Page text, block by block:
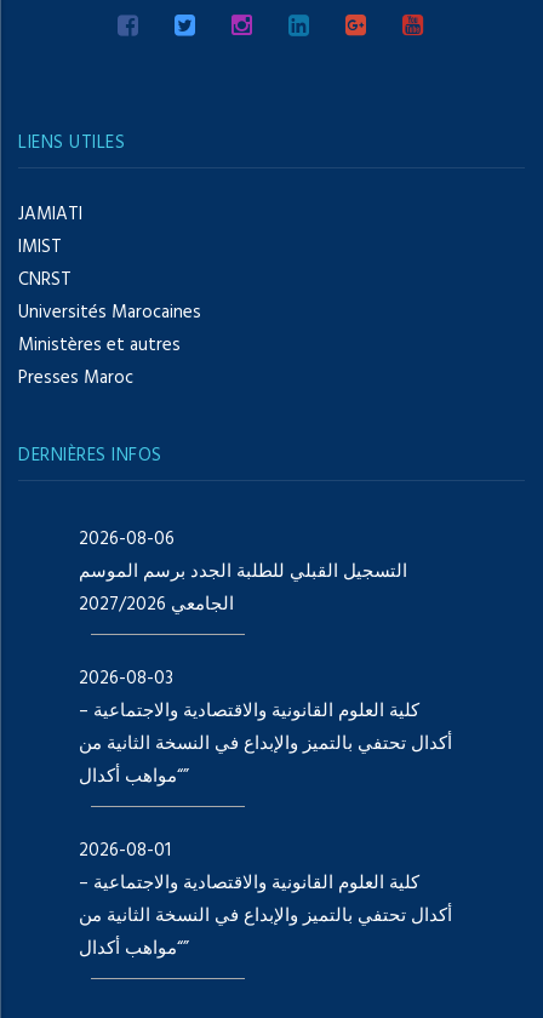
LIENS UTILES
JAMIATI
IMIST
CNRST
Universités Marocaines
Ministères et autres
Presses Maroc
DERNIÈRES INFOS
2026-08-06
التسجيل القبلي للطلبة الجدد برسم الموسم
الجامعي 2027/2026
2026-08-03
كلية العلوم القانونية والاقتصادية والاجتماعية –
أكدال تحتفي بالتميز والإبداع في النسخة الثانية من
“مواهب أكدال”
2026-08-01
كلية العلوم القانونية والاقتصادية والاجتماعية –
أكدال تحتفي بالتميز والإبداع في النسخة الثانية من
“مواهب أكدال”